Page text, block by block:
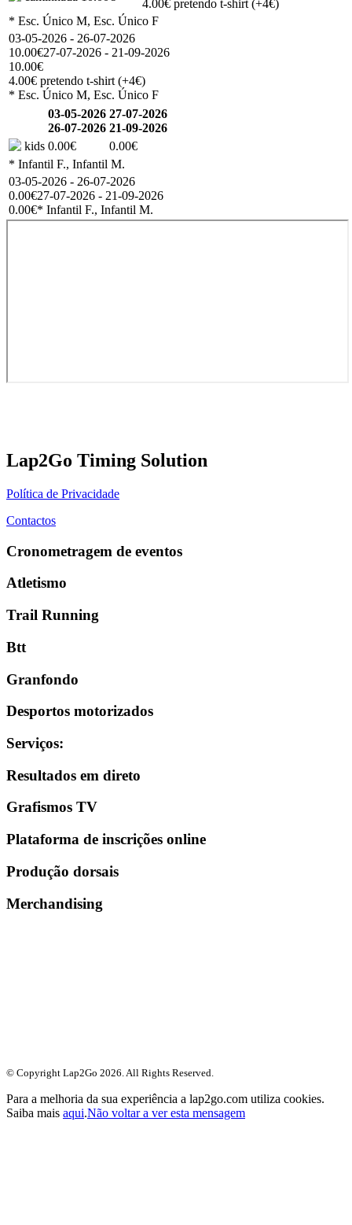
4.00€ pretendo t-shirt (+4€)
* Esc. Único M, Esc. Único F
03-05-2026 - 26-07-2026
10.00€27-07-2026 - 21-09-2026
10.00€
4.00€ pretendo t-shirt (+4€)
* Esc. Único M, Esc. Único F
03-05-2026
26-07-2026
27-07-2026
21-09-2026
kids 0.00€
0.00€
* Infantil F., Infantil M.
03-05-2026 - 26-07-2026
0.00€27-07-2026 - 21-09-2026
0.00€* Infantil F., Infantil M.
Lap2Go Timing Solution
Política de Privacidade
Contactos
Cronometragem de eventos
Atletismo
Trail Running
Btt
Granfondo
Desportos motorizados
Serviços:
Resultados em direto
Grafismos TV
Plataforma de inscrições online
Produção dorsais
Merchandising
© Copyright Lap2Go 2026. All Rights Reserved.
Para a melhoria da sua experiência a lap2go.com utiliza cookies.
Saiba mais aqui.Não voltar a ver esta mensagem